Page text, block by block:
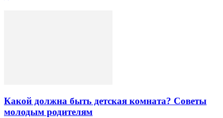
Какой должна быть детская комната? Советы
молодым родителям